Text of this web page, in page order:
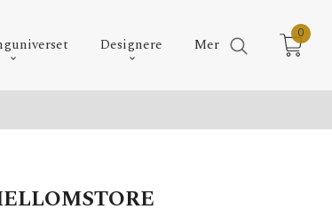
Designere Mer
0